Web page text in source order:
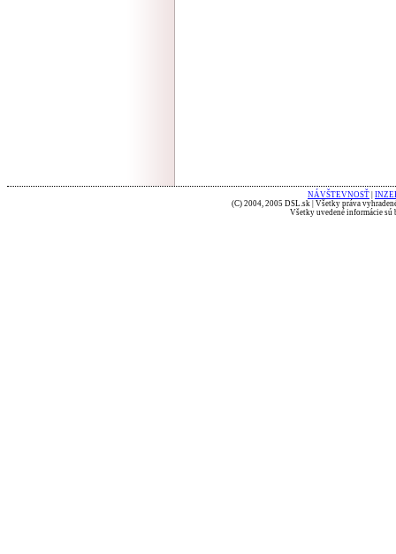
NÁVŠTEVNOSŤ
(C) 2004, 2005 DSL.sk | Všetky práva
Všetky uvedené informácie sú